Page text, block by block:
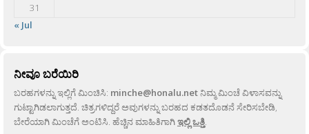
31
« Jul
ನೀವೂ ಬರೆಯಿರಿ
ಬರಹಗಳನ್ನು ಇಲ್ಲಿಗೆ ಮಿಂಚಿಸಿ: minche@honalu.netನಿಮ್ಮ ಮಿಂಚೆ ವಿಳಾಸವನ್ನು
ಗುಟ್ಟಾಗಿಡಲಾಗುತ್ತದೆ. ಚಿತ್ರಗಳಿದ್ದರೆ ಅವುಗಳನ್ನು ಬರಹದ ಕಡತದೊಡನೆ ಸೇರಿಸಬೇಡಿ,
ಬೇರೆಯಾಗಿ ಮಿಂಚೆಗೆ ಅಂಟಿಸಿ. ಹೆಚ್ಚಿನ ಮಾಹಿತಿಗಾಗಿಇಲ್ಲಿ ಒತ್ತಿ.